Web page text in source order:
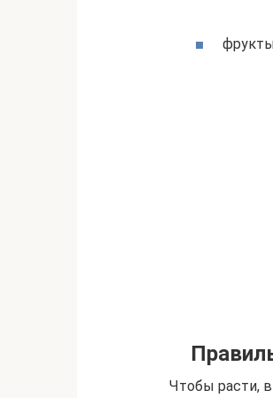
Чтобы расти,